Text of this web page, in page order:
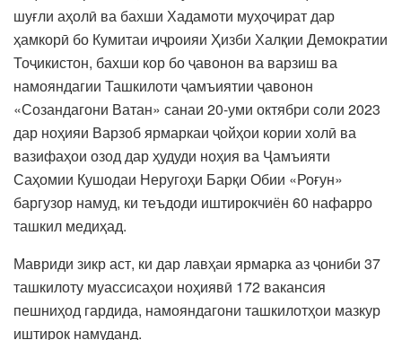
шуғли аҳолӣ ва бахши Хадамоти муҳоҷират дар
ҳамкорӣ бо Кумитаи иҷроияи Ҳизби Халқии Демократии
Тоҷикистон, бахши кор бо ҷавонон ва варзиш ва
намояндагии Ташкилоти ҷамъиятии ҷавонон
«Созандагони Ватан» санаи 20-уми октябри соли 2023
дар ноҳияи Варзоб ярмаркаи ҷойҳои кории холӣ ва
вазифаҳои озод дар ҳудуди ноҳия ва Ҷамъияти
Саҳомии Кушодаи Неругоҳи Барқи Обии «Роғун»
баргузор намуд, ки теъдоди иштирокчиён 60 нафарро
ташкил медиҳад.
Мавриди зикр аст, ки дар лавҳаи ярмарка аз ҷониби 37
ташкилоту муассисаҳои ноҳиявӣ 172 вакансия
пешниҳод гардида, намояндагони ташкилотҳои мазкур
иштирок намуданд.